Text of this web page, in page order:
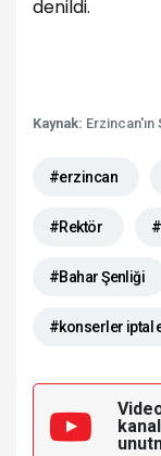
denildi.
Kaynak: Erzincan'ın
#erzincan
#Rektör
#Bahar Şenliği
#konserler iptal